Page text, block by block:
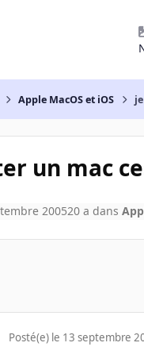
Apple MacOS et iOS
un mac
200520 a dans
Posté(e) le 13 septembre